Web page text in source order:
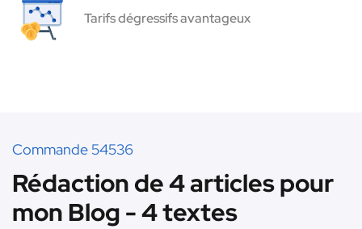
Tarifs dégressifs avantageux
Commande 54536
Rédaction de 4 articles pour
mon Blog - 4 textes